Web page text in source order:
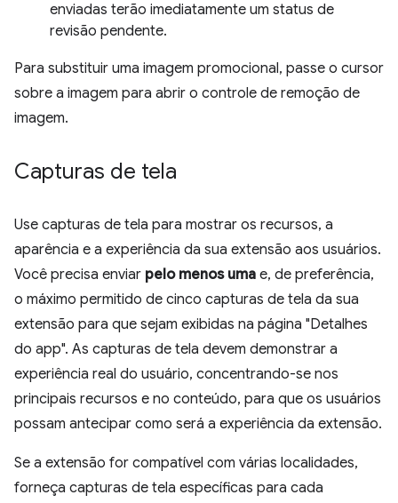
enviadas terão imediatamente um status de
revisão pendente.
Para substituir uma imagem promocional, passe o cursor
sobre a imagem para abrir o controle de remoção de
imagem.
Capturas de tela
Use capturas de tela para mostrar os recursos, a
aparência e a experiência da sua extensão aos usuários.
Você precisa enviar pelo menos uma e, de preferência,
o máximo permitido de cinco capturas de tela da sua
extensão para que sejam exibidas na página "Detalhes
do app". As capturas de tela devem demonstrar a
experiência real do usuário, concentrando-se nos
principais recursos e no conteúdo, para que os usuários
possam antecipar como será a experiência da extensão.
Se a extensão for compatível com várias localidades,
forneça capturas de tela específicas para cada